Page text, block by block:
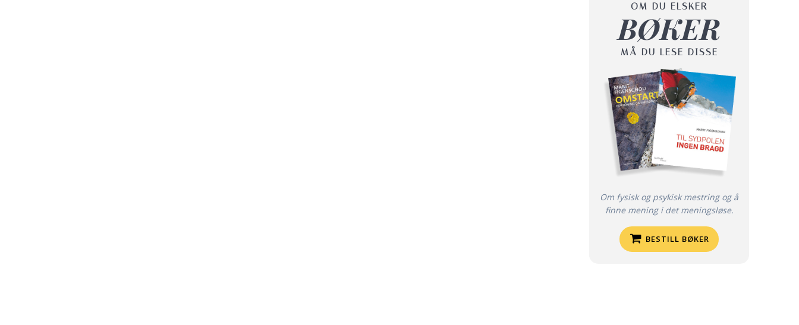
OM DU ELSKER
BØKER
MÅ DU LESE DISSE
Om fysisk og psykisk mestring og å
finne mening i det meningsløse.
BESTILL BØKER